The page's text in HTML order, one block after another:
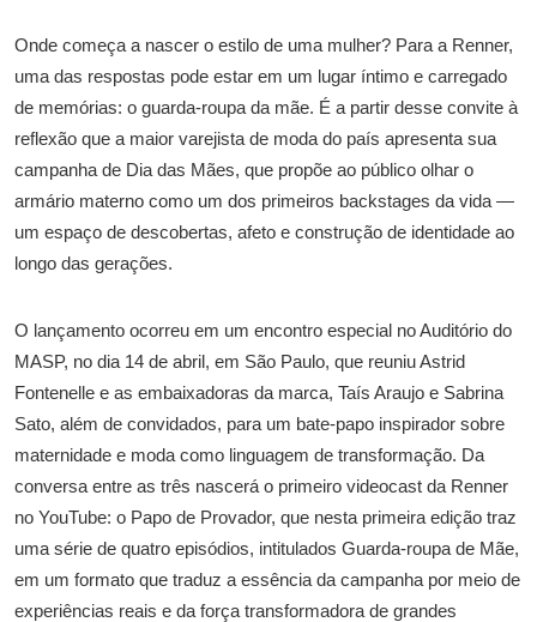
Onde começa a nascer o estilo de uma mulher? Para a Renner,
uma das respostas pode estar em um lugar íntimo e carregado
de memórias: o guarda-roupa da mãe. É a partir desse convite à
reflexão que a maior varejista de moda do país apresenta sua
campanha de Dia das Mães, que propõe ao público olhar o
armário materno como um dos primeiros backstages da vida —
um espaço de descobertas, afeto e construção de identidade ao
longo das gerações.
O lançamento ocorreu em um encontro especial no Auditório do
MASP, no dia 14 de abril, em São Paulo, que reuniu Astrid
Fontenelle e as embaixadoras da marca, Taís Araujo e Sabrina
Sato, além de convidados, para um bate-papo inspirador sobre
maternidade e moda como linguagem de transformação. Da
conversa entre as três nascerá o primeiro videocast da Renner
no YouTube: o Papo de Provador, que nesta primeira edição traz
uma série de quatro episódios, intitulados Guarda-roupa de Mãe,
em um formato que traduz a essência da campanha por meio de
experiências reais e da força transformadora de grandes